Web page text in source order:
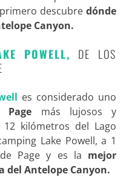
descubredónde
Canyon.
POWELL,
DE LOS
es considerado uno
Page más lujosos y
kilómetros del Lago
Lake Powell, a 1
Page y es la mejor
del Antelope Canyon.